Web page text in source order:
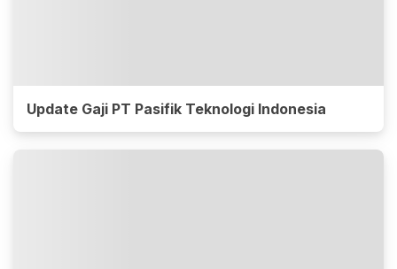
Update Gaji PT Pasifik Teknologi Indonesia